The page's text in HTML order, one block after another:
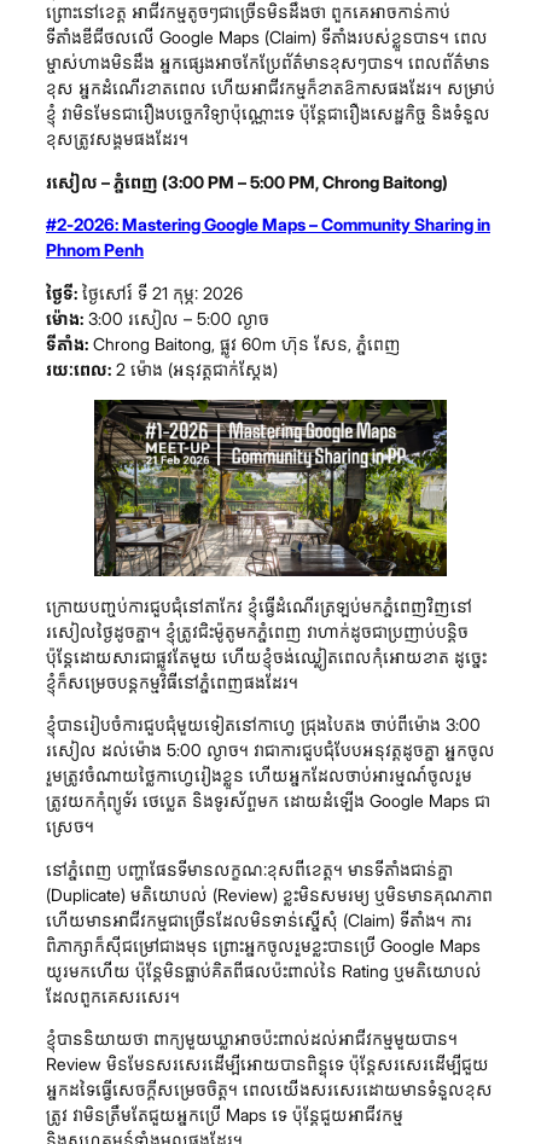
ព្រោះនៅខេត្ត អាជីវកម្មតូចៗជាច្រើនមិនដឹងថា ពួកគេអាចកាន់កាប់
ទីតាំងឌីជីថលលើ Google Maps (Claim) ទីតាំងរបស់ខ្លួនបាន។ ពេល
ម្ចាស់ហាងមិនដឹង អ្នកផ្សេងអាចកែប្រែព័ត៌មានខុសៗបាន។ ពេលព័ត៌មាន
ខុស អ្នកដំណើរខាតពេល ហើយអាជីវកម្មក៏ខាតឱកាសផងដែរ។ សម្រាប់
ខ្ញុំ វាមិនមែនជារឿងបច្ចេកវិទ្យាប៉ុណ្ណោះទេ ប៉ុន្តែជារឿងសេដ្ឋកិច្ច និងទំនួល
ខុសត្រូវសង្គមផងដែរ។
រសៀល – ភ្នំពេញ (3:00 PM – 5:00 PM, Chrong Baitong)
#2-2026: Mastering Google Maps – Community Sharing in
Phnom Penh
ថ្ងៃទី: ថ្ងៃសៅរ៍ ទី 21 កុម្ភៈ 2026
ម៉ោង: 3:00 រសៀល – 5:00 ល្ងាច
ទីតាំង: Chrong Baitong, ផ្លូវ 60m ហ៊ុន សែន, ភ្នំពេញ
រយៈពេល: 2 ម៉ោង (អនុវត្តជាក់ស្តែង)
ក្រោយបញ្ចប់ការជួបជុំនៅតាកែវ ខ្ញុំធ្វើដំណើរត្រឡប់មកភ្នំពេញវិញនៅ
រសៀលថ្ងៃដូចគ្នា។ ខ្ញុំត្រូវជិះម៉ូតូមកភ្នំពេញ វាហាក់ដូចជាប្រញាប់បន្តិច
ប៉ុន្តែដោយសារជាផ្លូវតែមួយ ហើយខ្ញុំចង់ឈ្លៀតពេលកុំអោយខាត ដូច្នេះ
ខ្ញុំក៏សម្រេចបន្តកម្មវិធីនៅភ្នំពេញផងដែរ។
ខ្ញុំបានរៀបចំការជួបជុំមួយទៀតនៅកាហ្វេ ជ្រុងបៃតង ចាប់ពីម៉ោង 3:00
រសៀល ដល់ម៉ោង 5:00 ល្ងាច។ វាជាការជួបជុំបែបអនុវត្តដូចគ្នា អ្នកចូល
រួមត្រូវចំណាយថ្លៃកាហ្វេរៀងខ្លួន ហើយអ្នកដែលចាប់អារម្មណ៍ចូលរួម
ត្រូវយកកុំព្យូទ័រ ថេប្លេត និងទូរស័ព្ទមក ដោយដំឡើង Google Maps ជា
ស្រេច។
នៅភ្នំពេញ បញ្ហាផែនទីមានលក្ខណៈខុសពីខេត្ត។ មានទីតាំងជាន់គ្នា
(Duplicate) មតិយោបល់ (Review) ខ្លះមិនសមរម្យ ឬមិនមានគុណភាព
ហើយមានអាជីវកម្មជាច្រើនដែលមិនទាន់ស្នើសុំ (Claim) ទីតាំង។ ការ
ពិភាក្សាក៏ស៊ីជម្រៅជាងមុន ព្រោះអ្នកចូលរួមខ្លះបានប្រើ Google Maps
យូរមកហើយ ប៉ុន្តែមិនធ្លាប់គិតពីផលប៉ះពាល់នៃ Rating ឬមតិយោបល់
ដែលពួកគេសរសេរ។
ខ្ញុំបាននិយាយថា ពាក្យមួយឃ្លាអាចប៉ះពាល់ដល់អាជីវកម្មមួយបាន។
Review មិនមែនសរសេរដើម្បីអោយបានពិន្ទុទេ ប៉ុន្តែសរសេរដើម្បីជួយ
អ្នកដទៃធ្វើសេចក្តីសម្រេចចិត្ត។ ពេលយើងសរសេរដោយមានទំនួលខុស
ត្រូវ វាមិនត្រឹមតែជួយអ្នកប្រើ Maps ទេ ប៉ុន្តែជួយអាជីវកម្ម